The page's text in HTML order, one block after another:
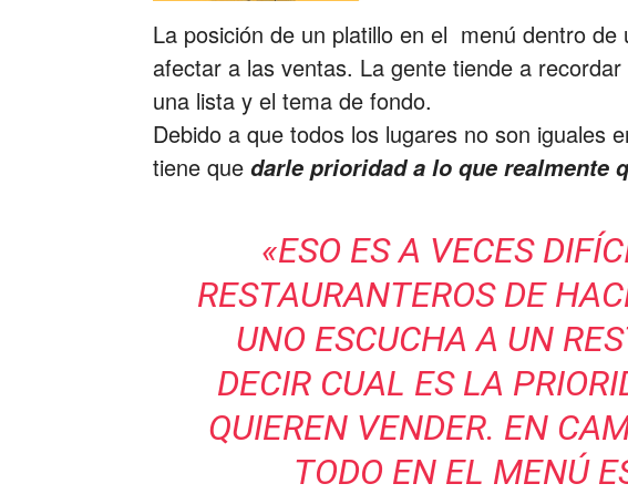
La posición de un platillo en el menú dentro de
afectar a las ventas. La gente tiende a
una lista y el tema de fondo.
Debido a que todos los lugares no son iguales
tiene que darle prioridad a lo que realmente
«ESO ES A VECES
RESTAURANTEROS DE
UNO ESCUCHA A UN
DECIR CUAL ES LA
QUIEREN VENDER. EN
TODO EN EL MENÚ